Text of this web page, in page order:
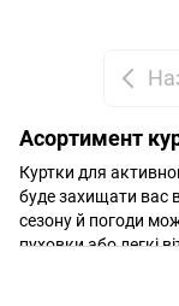
Асортимент
Куртки для
буде захищати вас
сезону й погоди
пуховки або легкі
Туристичні куртки